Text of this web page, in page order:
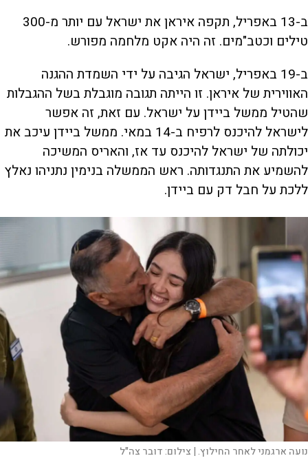
ב-13 באפריל, תקפה איראן את ישראל עם יותר מ-300
טילים וכטב"מים. זה היה אקט מלחמה מפורש.
ב-19 באפריל, ישראל הגיבה על ידי השמדת ההגנה
האווירית של איראן. זו הייתה תגובה מוגבלת בשל ההגבלות
שהטיל ממשל ביידן על ישראל. עם זאת, זה אפשר
לישראל להיכנס לרפיח ב-14 במאי. ממשל ביידן עיכב את
יכולתה של ישראל להיכנס עד אז, והאריס המשיכה
להשמיע את התנגדותה. ראש הממשלה בנימין נתניהו נאלץ
ללכת על חבל דק עם ביידן.
נועה ארגמני לאחר החילוץ. | צילום:דובר צה"ל